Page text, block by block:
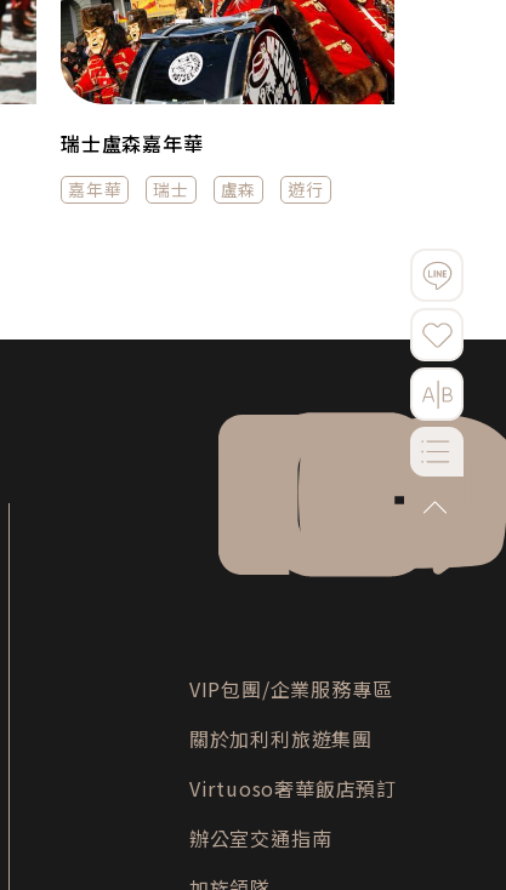
瑞士盧森嘉年華
嘉年華 瑞士 盧森 遊行
go-to-
VIP包團/企業服務專區
關於加利利旅遊集團
Virtuoso奢華飯店預訂
辦公室交通指南
instagramYouTube